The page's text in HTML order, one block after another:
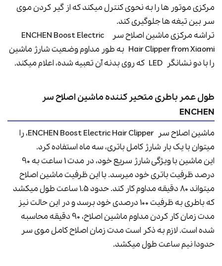
مرکزی موتور ها را به نحوی کنترل میکند که از گیر کردن موی
سر بین تیغه ها جلوگیری کند.
تراشه مرکزی ماشین اصلاح سر ENCHEN Boost Electric
Hair Clipper from Xiaomi به طور مداوم وضعیت شارژ ماشین
را با دو نشانگر LED که روی بدنه آن تعبیه شده، اعلام میکند.
طول عمر باطری متحیر کننده ماشین اصلاح سر
ENCHEN
ماشین اصلاح سر ENCHEN Boost Electric Hair Clipper، را
میتوان با یک بار شارژ کامل باتری، سه ماه استفاده کرد.
این ماشین با ویژگی شارژ سریع خود، در مدت 1 ساعت به 90
درصد ظرفیت باتری خود میرسد. با این ظرفیت ماشین اصلاح
میتواند 80 دقیقه مداوم کار کند. حدود 1.5 ساعت طول میکشد
که باطری به ظرفیت 100 درصدی خود برسد و در این حالت نیز
مدت زمان کار کردن مداوم ماشین اصلاح، 90 دقیقه محاسبه
شده است. لازم به ذکر است مدت زمان اصلاح کامل موی سر
حدودا نیم ساعت طول میکشد.